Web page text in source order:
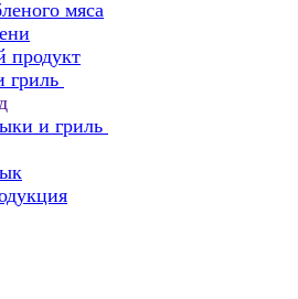
мяса
продукт
и гриль